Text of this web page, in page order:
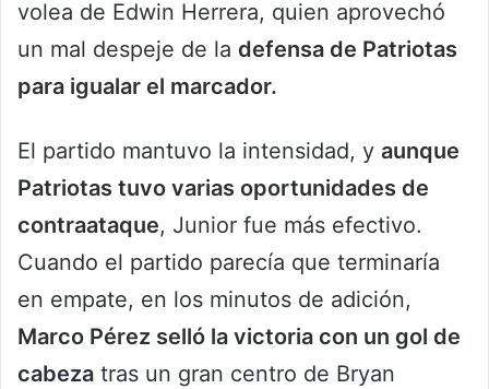
volea de Edwin Herrera, quien aprovechó
un mal despeje de la defensa de Patriotas
para igualar el marcador.
El partido mantuvo la intensidad, y aunque
Patriotas tuvo varias oportunidades de
contraataque, Junior fue más efectivo.
Cuando el partido parecía que terminaría
en empate, en los minutos de adición,
Marco Pérez selló la victoria con un gol de
cabeza tras un gran centro de Bryan